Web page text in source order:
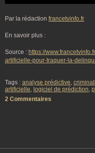
Par la rédaction francetvinfo.fr
En savoir plus :
Source : https://
artificielle-pour-traquer-la-
Tags : analyse prédictive,
artificielle, logiciel de prédiction,
2 Commentaires